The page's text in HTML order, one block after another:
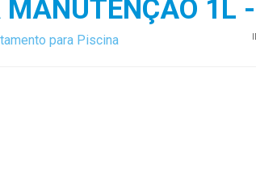
MANUTENÇÃO 1L
para Piscina